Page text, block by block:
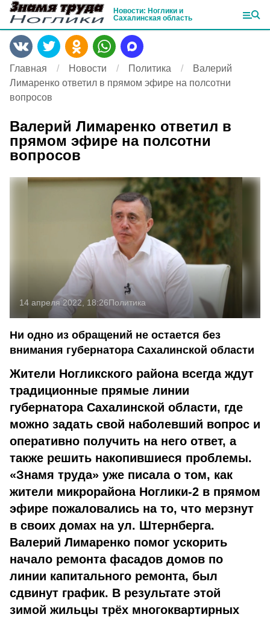
Новости: Ноглики и
Сахалинская область
Главная Новости Политика
Валерий
Лимаренко ответил в прямом эфире на полсотни
вопросов
Валерий Лимаренко ответил в
прямом эфире на полсотни
вопросов
14 апреля 2022, 18:26Политика
Ни одно из обращений не остается без
внимания губернатора Сахалинской области
Жители Ногликского района всегда ждут
традиционные прямые линии
губернатора Сахалинской области, где
можно задать свой наболевший вопрос и
оперативно получить на него ответ, а
также решить накопившиеся проблемы.
«Знамя труда» уже писала о том, как
жители микрорайона Ноглики-2 в прямом
эфире пожаловались на то, что мерзнут
в своих домах на ул. Штернберга.
Валерий Лимаренко помог ускорить
начало ремонта фасадов домов по
линии капитального ремонта, был
сдвинут график. В результате этой
зимой жильцы трёх многоквартирных